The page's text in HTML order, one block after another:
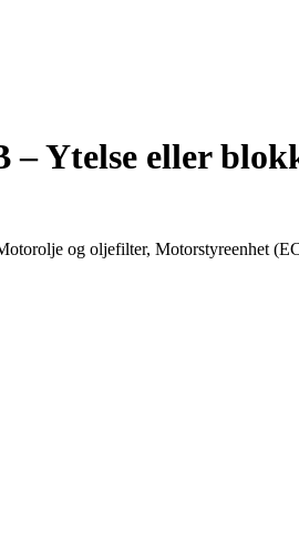
Ytelse eller
og oljefilter, Motorstyreenhet